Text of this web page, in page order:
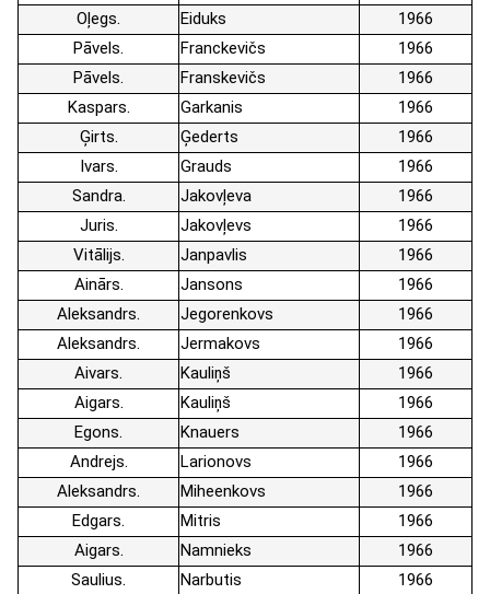
Oļegs
Eiduks
1966
Pāvels
Franckevičs
1966
Pāvels
Franskevičs
1966
Kaspars
Garkanis
1966
Ģirts
Ģederts
1966
Ivars
Grauds
1966
Sandra
Jakovļeva
1966
Juris
Jakovļevs
1966
Vitālijs
Janpavlis
1966
Ainārs
Jansons
1966
Aleksandrs
Jegorenkovs
1966
Aleksandrs
Jermakovs
1966
Aivars
Kauliņš
1966
Aigars
Kauliņš
1966
Egons
Knauers
1966
Andrejs
Larionovs
1966
Aleksandrs
Miheenkovs
1966
Edgars
Mitris
1966
Aigars
Namnieks
1966
Saulius
Narbutis
1966